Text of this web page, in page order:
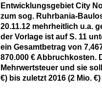
Entwicklungsgebiet City
zum sog. Ruhrbania-
20.11.12 mehrheitlich u.a.
der Vorlage ist auf S. 11
ein Gesamtbetrag von
870.000 € Abbruchkosten.
Mehrwertsteuer und sie
€) bis zuletzt 2016 (2 Mio.